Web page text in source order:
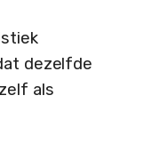
dezelfde
als